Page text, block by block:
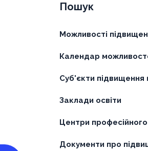
Пошук
Можливості
Календар
Суб'єкти підвищення
Заклади освіти
Центри
Документи про